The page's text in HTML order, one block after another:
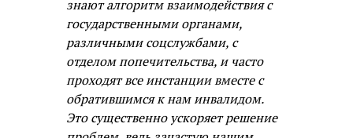
знают алгоритм взаимодействия с
государственными органами,
различными соцслужбами, с
отделом попечительства, и часто
проходят все инстанции вместе с
обратившимся к нам инвалидом.
Это существенно ускоряет решение